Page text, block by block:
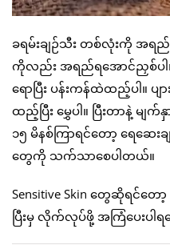
ခရမ်းချဉ်သီး တစ်လုံးကို အရ
ကိုလည်း အရည်ရအောင်ညှစ်ပါ
ရောပြီး ပန်းကန်ထဲထည့်ပါ။ ပျ
ထည့်ပြီး မွှေပါ။ ပြီးတာနဲ့ မျက်
၁၅ မိနစ်ကြာရင်တော့ ရေဆေ
တွေကို သက်သာစေပါတယ်။
Sensitive Skin တွေဆိုရင်တေ
ပြီးမှ လိုက်လုပ်ဖို့ အကြံပေးပါရစ